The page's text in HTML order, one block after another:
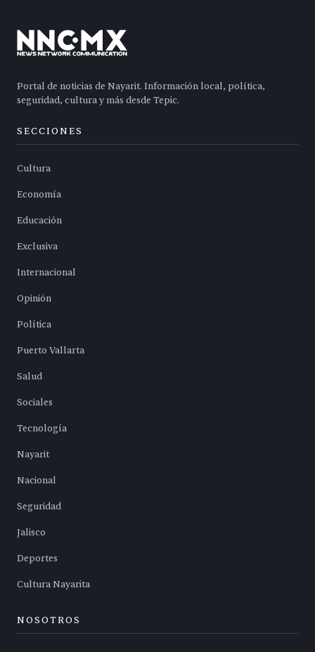
Portal de noticias de Nayarit. Información local, política,
seguridad, cultura y más desde Tepic.
SECCIONES
Cultura
Economía
Educación
Exclusiva
Internacional
Opinión
Política
Puerto Vallarta
Salud
Sociales
Tecnología
Nayarit
Nacional
Seguridad
Jalisco
Deportes
Cultura Nayarita
NOSOTROS